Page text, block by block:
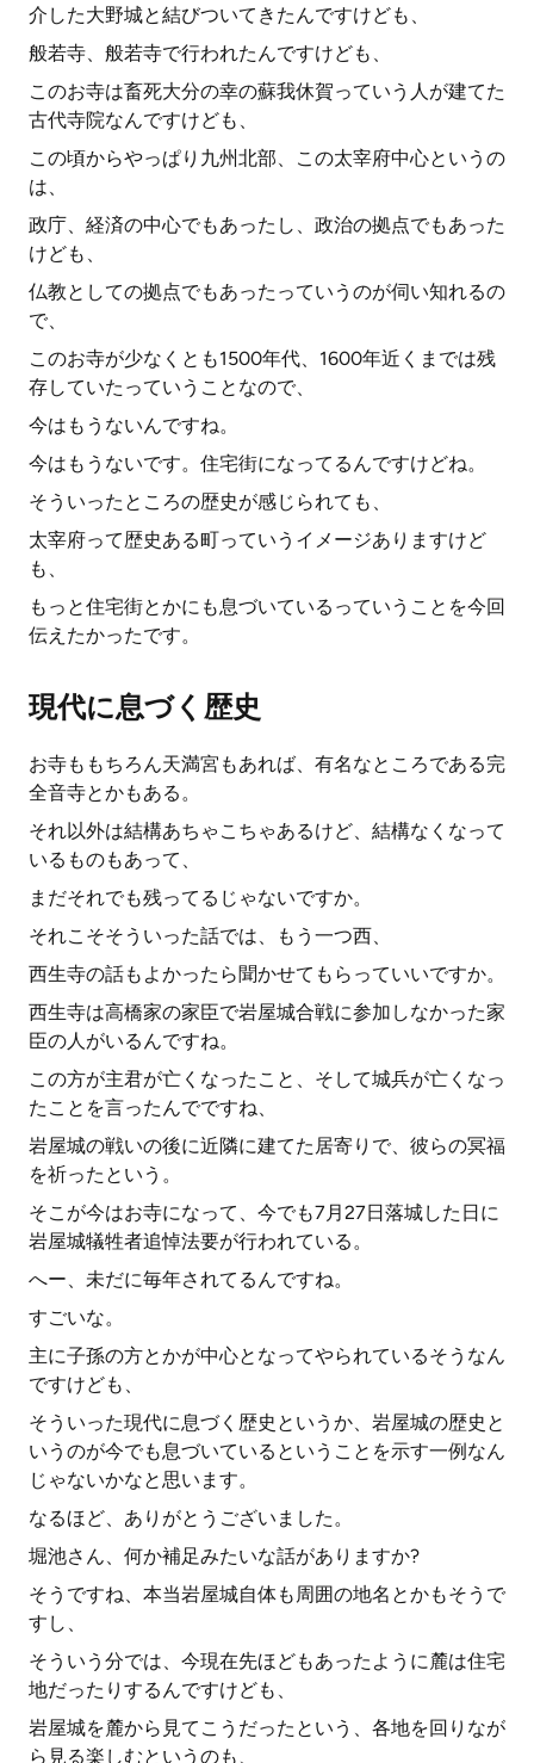
介した大野城と結びついてきたんですけども、
般若寺、般若寺で行われたんですけども、
このお寺は畜死大分の幸の蘇我休賀っていう人が建てた
古代寺院なんですけども、
この頃からやっぱり九州北部、この太宰府中心というの
は、
政庁、経済の中心でもあったし、政治の拠点でもあった
けども、
仏教としての拠点でもあったっていうのが伺い知れるの
で、
このお寺が少なくとも1500年代、1600年近くまでは残
存していたっていうことなので、
今はもうないんですね。
今はもうないです。住宅街になってるんですけどね。
そういったところの歴史が感じられても、
太宰府って歴史ある町っていうイメージありますけど
も、
もっと住宅街とかにも息づいているっていうことを今回
伝えたかったです。
現代に息づく歴史
お寺ももちろん天満宮もあれば、有名なところである完
全音寺とかもある。
それ以外は結構あちゃこちゃあるけど、結構なくなって
いるものもあって、
まだそれでも残ってるじゃないですか。
それこそそういった話では、もう一つ西、
西生寺の話もよかったら聞かせてもらっていいですか。
西生寺は高橋家の家臣で岩屋城合戦に参加しなかった家
臣の人がいるんですね。
この方が主君が亡くなったこと、そして城兵が亡くなっ
たことを言ったんでですね、
岩屋城の戦いの後に近隣に建てた居寄りで、彼らの冥福
を祈ったという。
そこが今はお寺になって、今でも7月27日落城した日に
岩屋城犠牲者追悼法要が行われている。
へー、未だに毎年されてるんですね。
すごいな。
主に子孫の方とかが中心となってやられているそうなん
ですけども、
そういった現代に息づく歴史というか、岩屋城の歴史と
いうのが今でも息づいているということを示す一例なん
じゃないかなと思います。
なるほど、ありがとうございました。
堀池さん、何か補足みたいな話がありますか?
そうですね、本当岩屋城自体も周囲の地名とかもそうで
すし、
そういう分では、今現在先ほどもあったように麓は住宅
地だったりするんですけども、
岩屋城を麓から見てこうだったという、各地を回りなが
ら見る楽しむというのも、